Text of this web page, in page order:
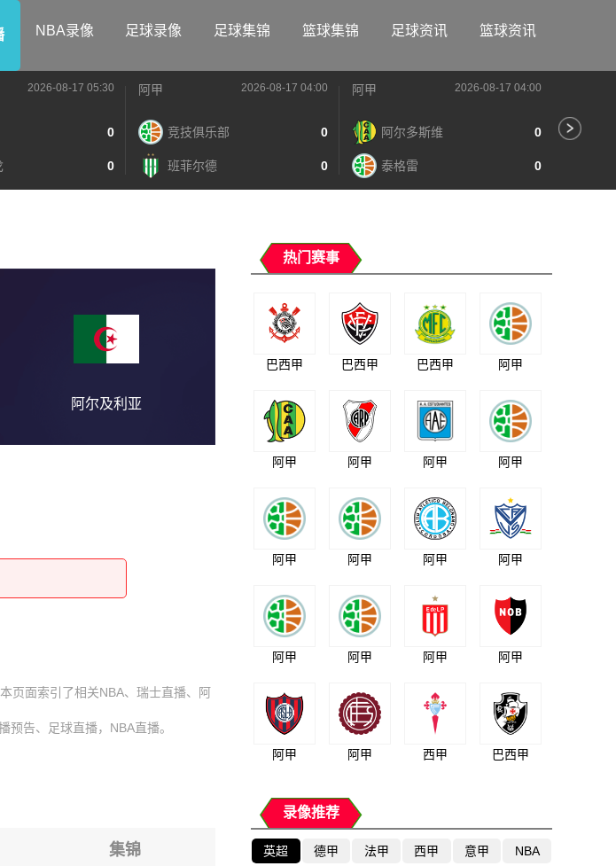
NBA录像 足球录像 足球集锦 篮球集锦 足球资讯 篮球资讯
2026-08-17 05:30
0
0
阿甲 2026-08-17 04:00
竞技俱乐部 0
班菲尔德 0
阿甲 2026-08-17 04:00
阿尔多斯维 0
泰格雷 0
阿尔及利亚
页面索引了相关NBA、瑞士直播、阿
告、足球直播，NBA直播。
集锦
热门赛事
巴西甲 巴西甲 巴西甲 阿甲
阿甲 阿甲 阿甲 阿甲
阿甲 阿甲 阿甲 阿甲
阿甲 阿甲 阿甲 阿甲
阿甲 阿甲 西甲 巴西甲
录像推荐
英超 德甲 法甲 西甲 意甲 NBA